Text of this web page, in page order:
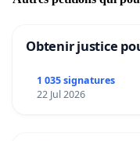
Obtenir justice
1 035 signatures
22 Jul 2026